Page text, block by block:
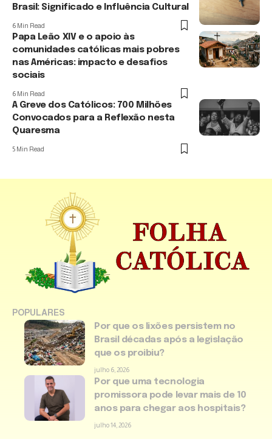
Brasil: Significado e Influência Cultural
6 Min Read
Papa Leão XIV e o apoio às
comunidades católicas mais pobres
nas Américas: impacto e desafios
sociais
6 Min Read
A Greve dos Católicos: 700 Milhões
Convocados para a Reflexão nesta
Quaresma
5 Min Read
POPULARES
Por que os lixões persistem no
Brasil décadas após a legislação
que os proibiu?
julho 6, 2026
Por que uma tecnologia
promissora pode levar mais de 10
anos para chegar aos hospitais?
julho 14, 2026